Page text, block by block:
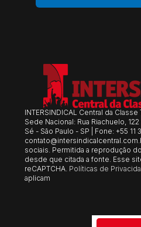
INTERSINDICAL Central da Classe
Sede Nacional: Rua Riachuelo,
Sé - São Paulo - SP | Fone: +55 11
sociais. Permitida a reprodução
desde que citada a fonte. Esse
reCAPTCHA. Políticas de
aplicam